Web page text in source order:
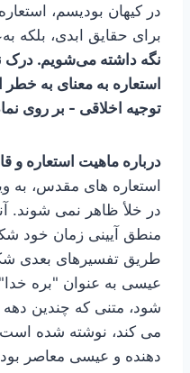
در کیهان بودیسم،
برای حقایق ابدی، بلکه
نگه داشته می‌شویم.
استعاره به معنای به خطر
توجیه اخلاقی - بر روی
درباره ماهیت استعاره و
استعاره های مقدس، به
در خلأ ظاهر نمی شوند.
منطق آیینی زمان خود
طریق تفسیرهای بعدی
عیسی به عنوان "بره
شود، متنی که چندین
می کند، نوشته شده
دهنده و عیسی معاصر